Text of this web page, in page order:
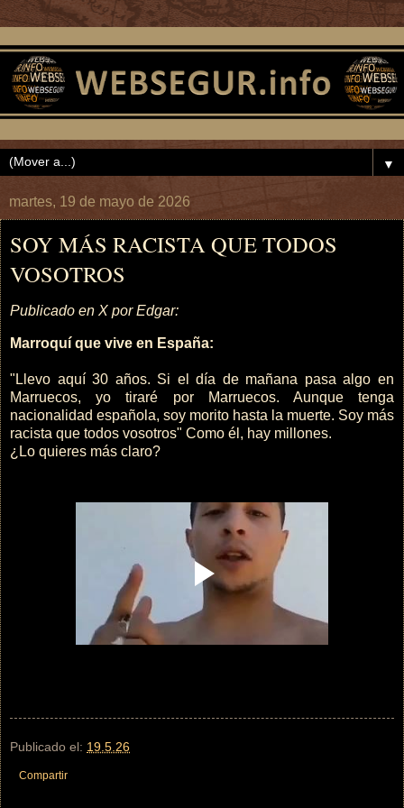
▼
martes, 19 de mayo de 2026
SOY MÁS RACISTA QUE TODOS
VOSOTROS
Publicado en X por Edgar:
Marroquí que vive en España:
"Llevo aquí 30 años. Si el día de mañana pasa algo en
Marruecos, yo tiraré por Marruecos. Aunque tenga
nacionalidad española, soy morito hasta la muerte. Soy más
racista que todos vosotros" Como él, hay millones.
¿Lo quieres más claro?
Publicado el: 19.5.26
Compartir